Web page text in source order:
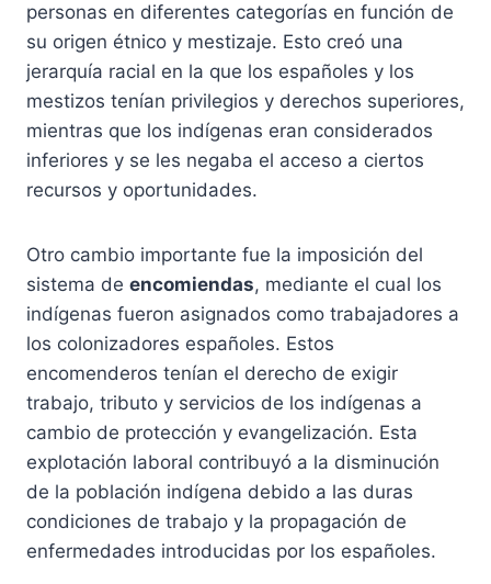
personas en diferentes categorías en función de
su origen étnico y mestizaje. Esto creó una
jerarquía racial en la que los españoles y los
mestizos tenían privilegios y derechos superiores,
mientras que los indígenas eran considerados
inferiores y se les negaba el acceso a ciertos
recursos y oportunidades.
Otro cambio importante fue la imposición del
sistema de encomiendas, mediante el cual los
indígenas fueron asignados como trabajadores a
los colonizadores españoles. Estos
encomenderos tenían el derecho de exigir
trabajo, tributo y servicios de los indígenas a
cambio de protección y evangelización. Esta
explotación laboral contribuyó a la disminución
de la población indígena debido a las duras
condiciones de trabajo y la propagación de
enfermedades introducidas por los españoles.